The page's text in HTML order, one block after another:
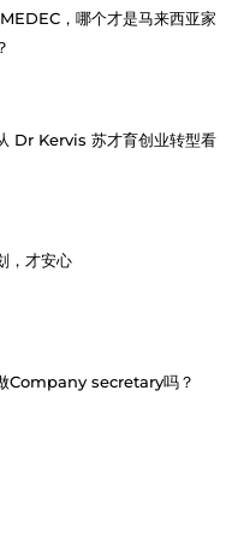
，哪个才是马来西亚家
Dr Kervis 苏才育创业转型看
，才安心
Company secretary吗？